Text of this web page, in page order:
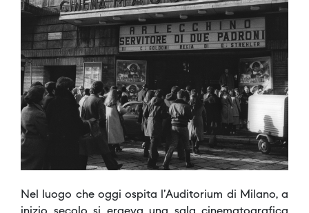
Nel luogo che oggi ospita l'Auditorium di Milano, a